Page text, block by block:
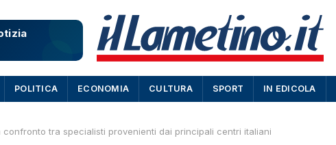
POLITICA ECONOMIA CULTURA SPORT IN EDICOLA
confronto tra specialisti provenienti dai principali centri italiani